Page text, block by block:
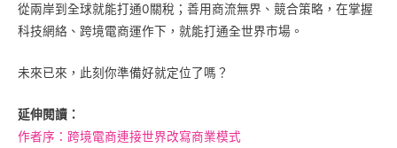
從兩岸到全球就能打通0關稅；善用商流無界、競合策略，在掌握
科技網絡、跨境電商運作下，就能打通全世界市場。
未來已來，此刻你準備好就定位了嗎？
延伸閱讀：
作者序：跨境電商連接世界改寫商業模式